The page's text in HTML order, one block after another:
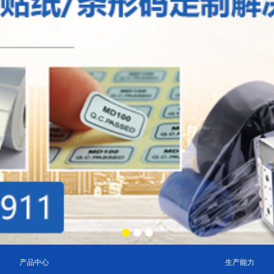
产品中心 生产能力